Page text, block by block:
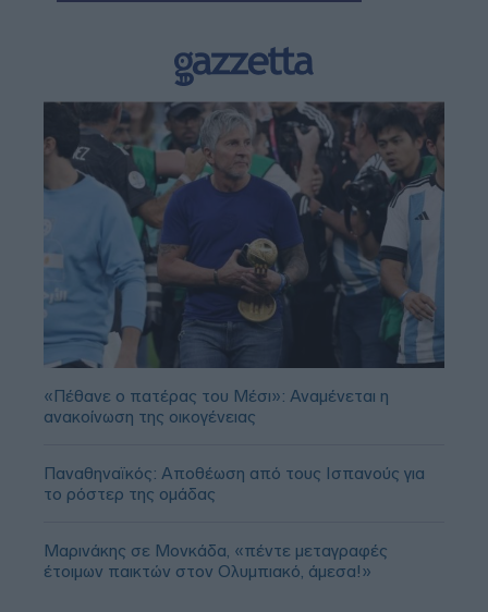
«Πέθανε ο πατέρας του Μέσι»: Αναμένεται η
ανακοίνωση της οικογένειας
Παναθηναϊκός: Αποθέωση από τους Ισπανούς για
το ρόστερ της ομάδας
Μαρινάκης σε Μονκάδα, «πέντε μεταγραφές
έτοιμων παικτών στον Ολυμπιακό, άμεσα!»